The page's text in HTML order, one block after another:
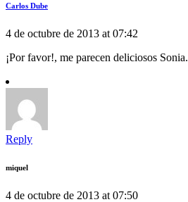
Carlos Dube
4 de octubre de 2013 at 07:42
¡Por favor!, me parecen deliciosos
Reply
miquel
4 de octubre de 2013 at 07:50